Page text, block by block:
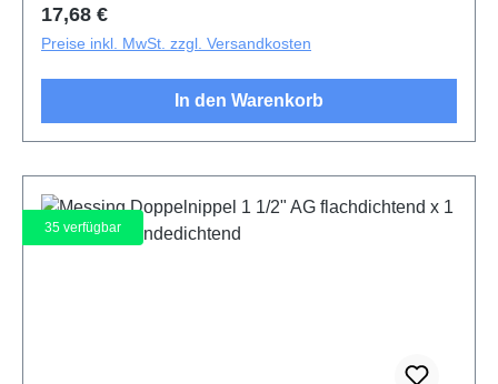
Regulärer Preis:
17,68 €
Preise inkl. MwSt. zzgl. Versandkosten
In den Warenkorb
35 verfügbar